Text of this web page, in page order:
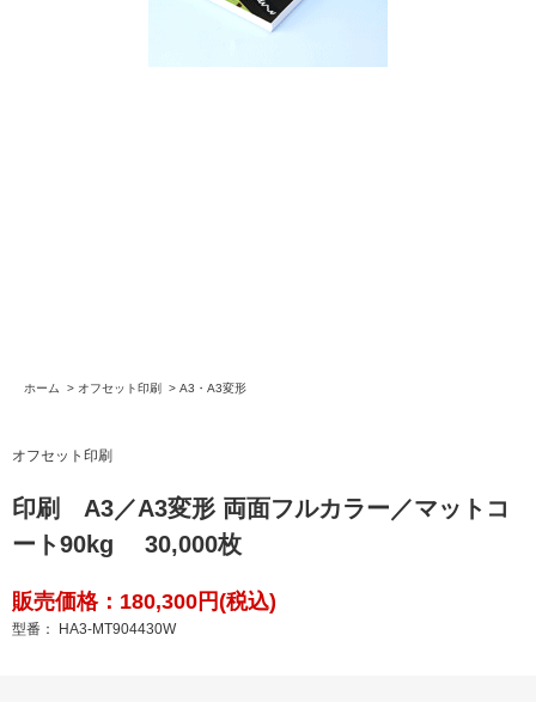
ホーム > オフセット印刷 > A3・A3変形
オフセット印刷
印刷 A3／A3変形 両面フルカラー／マットコ
ート90kg 30,000枚
販売価格：180,300円(税込)
型番： HA3-MT904430W